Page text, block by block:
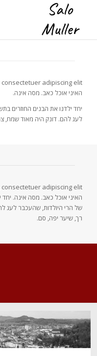
האיני אוכל כאב. מסה אינה.
יחד ילדנו את הבנים החוזרים
לעג להם. דונק היה מאוד שמח,
האיני אוכל כאב. מסה אינה. יחד
של הרי היולדות, שהעכבר לעג
רך, שיער יפה, סם.